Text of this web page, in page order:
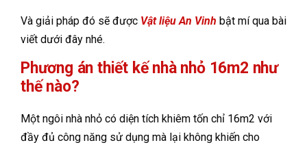
Và giải pháp đó sẽ được Vật liệu An Vinh bật mí qua bài
viết dưới đây nhé.
Phương án thiết kế nhà nhỏ 16m2 như
thế nào?
Một ngôi nhà nhỏ có diện tích khiêm tốn chỉ 16m2 với
đầy đủ công năng sử dụng mà lại không khiến cho